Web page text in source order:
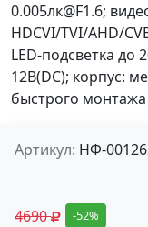
0.005лк@F1.6;
HDCVI/TVI/AHD/
LED-подсветка до
12В(DC); корпус:
быстрого монтажа
Артикул: НФ-
4690 -52%